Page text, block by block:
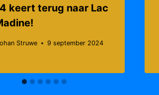
keert terug naar Lac
Struwe 9 september 2024